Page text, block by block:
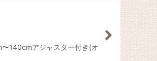
140cmアジャスター付き(オ